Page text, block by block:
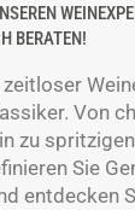
BERATEN!
Von
zu spritzigen
Sie
entdecken